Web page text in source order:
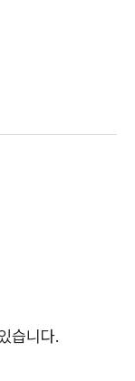
습니다.